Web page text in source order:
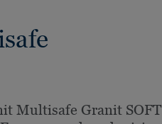
Multisafe Granit SOFT